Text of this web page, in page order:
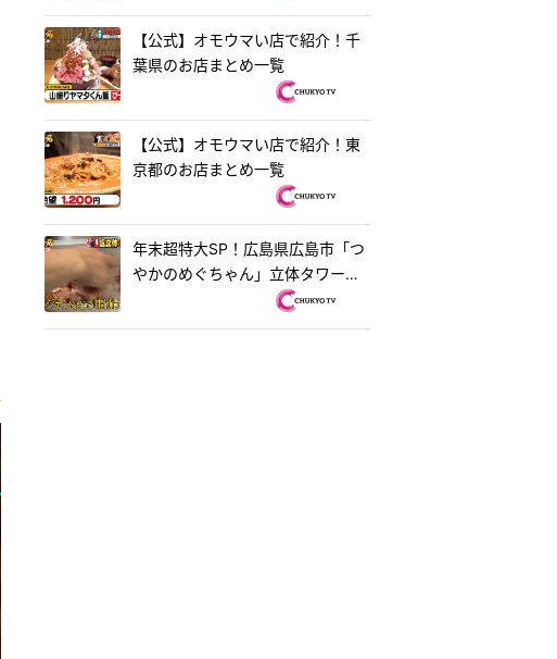
【公式】オモウマい店で紹介！千
葉県のお店まとめ一覧
【公式】オモウマい店で紹介！東
京都のお店まとめ一覧
年末超特大SP！広島県広島市「つ
やかのめぐちゃん」立体タワーお
好み焼き＆茨城県水戸市「ラーメ